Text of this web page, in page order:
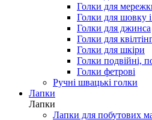
Голки для
Голки для шовку
Голки для джинса
Голки для
Голки для шкіри
Голки подвійні,
Голки фетрові
Ручні швацькі голки
Лапки
Лапки
Лапки для побутових